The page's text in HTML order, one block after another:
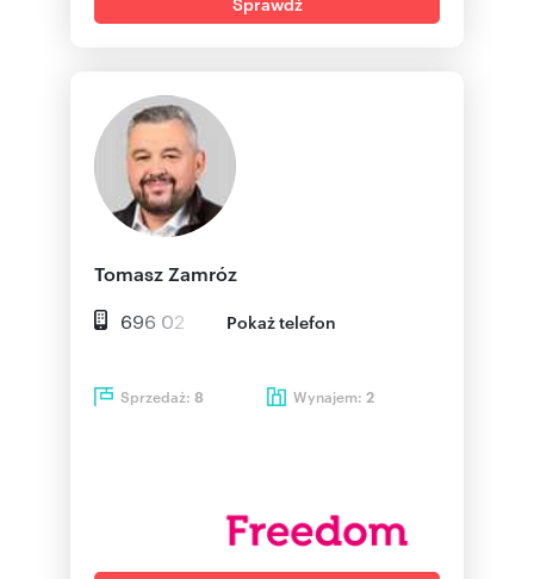
Tomasz Zamróz
696 02 Pokaż telefon
Sprzedaż: 8 Wynajem: 2